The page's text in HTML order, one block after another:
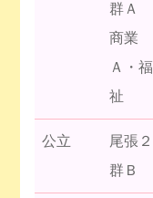
群Ａ
商業
Ａ・福
祉
公立
尾張２
群Ｂ